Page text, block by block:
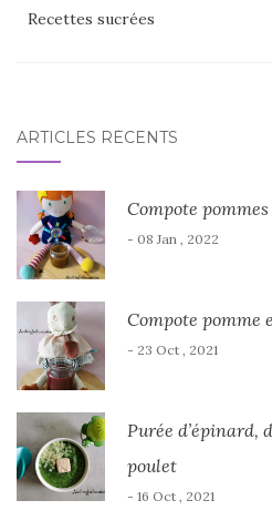
Recettes sucrées
ARTICLES RÉCENTS
Compote
- 08 Jan , 2022
Compote pomme
- 23 Oct , 2021
Purée d’épinard,
poulet
- 16 Oct , 2021